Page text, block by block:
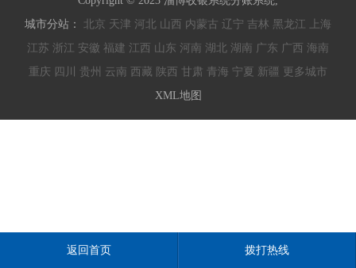
城市分站： 北京 天津 河北 山西 内蒙古 辽宁 吉林 黑龙江
上海
江苏 浙江 安徽 福建 江西 山东 河南 湖北 湖南 广东 广西 海南
重庆 四川 贵州 云南 西藏 陕西 甘肃 青海 宁夏 新疆 更多城市
XML地图
返回首页 拨打热线